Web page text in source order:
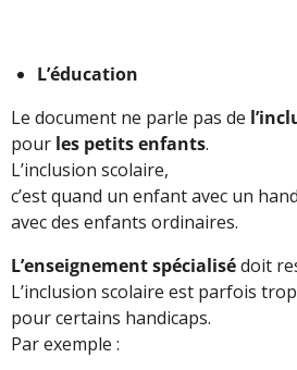
L’éducation
Le document ne parle pas de
pour les petits enfants.
L’inclusion scolaire,
c’est quand un enfant avec un
avec des enfants ordinaires.
L’enseignement spécialisédoit
L’inclusion scolaire est parfois
pour certains handicaps.
Par exemple :